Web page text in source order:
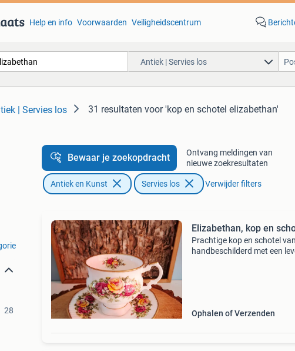
Help en info Voorwaarden Veiligheidscentrum
Antiek | Servies los
| Servies los 31 resultaten voor 'kop en schotel elizabethan'
28
Bewaar je zoekopdracht
Ontvang meldingen van
nieuwe zoekresultaten
Antiek en Kunst Servies los Verwijder filters
Elizabethan, kop en
Prachtige kop en schotel
handbeschilderd met een
Ophalen of Verzenden